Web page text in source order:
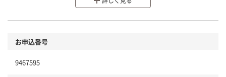
本体
お申込番号
9467595